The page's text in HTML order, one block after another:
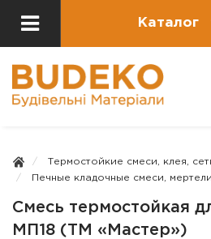
Каталог
Термостойкие смеси, клея,
Печные кладочные смеси, мертели
Смесь термостойкая
МП18 (ТМ «Мастер»)